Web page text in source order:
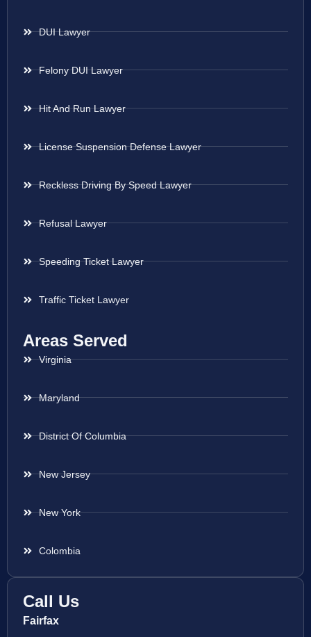
DUI Lawyer
Felony DUI Lawyer
Hit And Run Lawyer
License Suspension Defense Lawyer
Reckless Driving By Speed Lawyer
Refusal Lawyer
Speeding Ticket Lawyer
Traffic Ticket Lawyer
Areas Served
Virginia
Maryland
District Of Columbia
New Jersey
New York
Colombia
Call Us
Fairfax